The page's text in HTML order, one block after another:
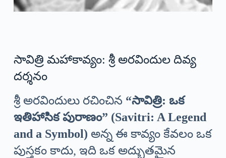
సావిత్రి మహాకావ్యం: శ్రీ అరవిందుల దివ్య
దర్శనం
శ్రీ అరవిందులు రచించిన “సావిత్రి: ఒక
ఇతిహాసిక పురాణం” (Savitri: A Legend
and a Symbol) అన్న ఈ కావ్యం కేవలం ఒక
పుస్తకం కాదు, ఇది ఒక అద్భుతమైన